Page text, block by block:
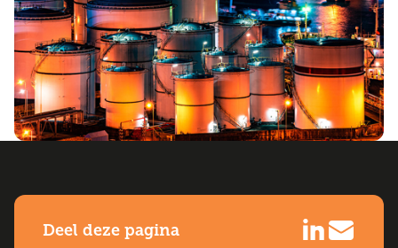
Deel deze pagina